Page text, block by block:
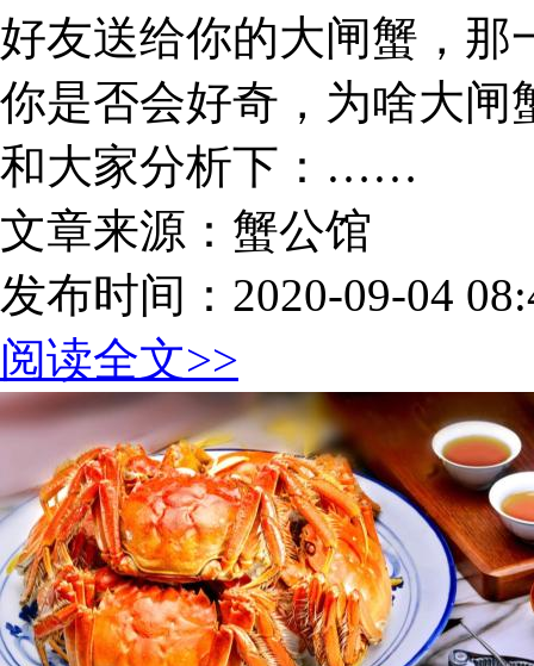
好友送给你的大闸蟹，那
你是否会好奇，为啥大闸
和大家分析下：……
文章来源：蟹公馆
发布时间：2020-09-04
阅读全文>>